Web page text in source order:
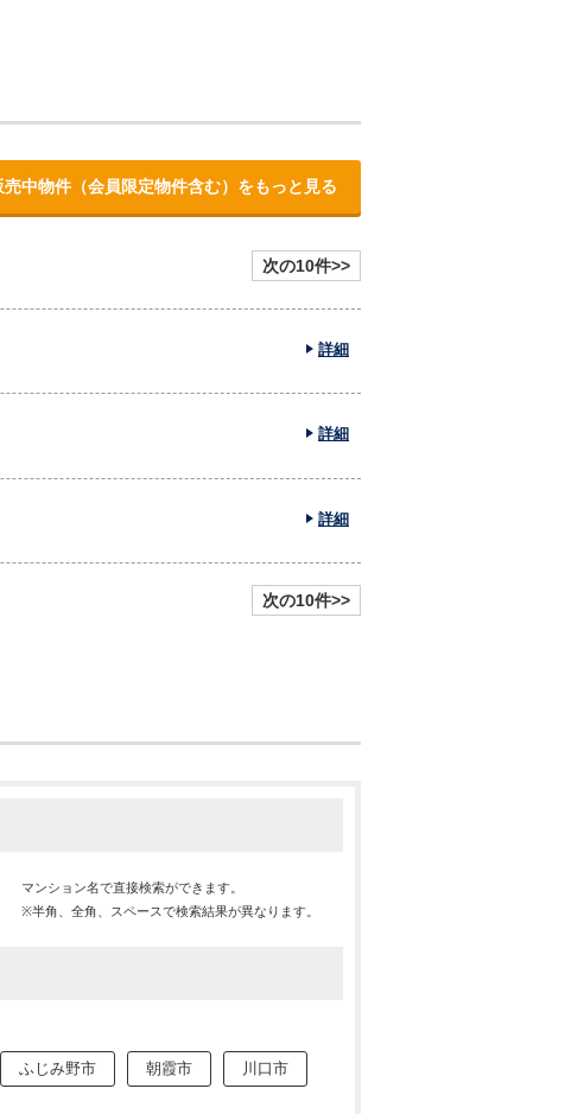
売中物件（会員限定物件含む）をもっと見る
次の10件>>
詳細
詳細
詳細
次の10件>>
マンション名で直接検索ができます。
※半角、全角、スペースで検索結果が異なります。
ふじみ野市 朝霞市 川口市